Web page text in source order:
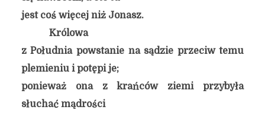
jest coś więcej niż Jonasz.
Królowa
z Południa powstanie na sądzie przeciw temu
plemieniu i potępi je;
ponieważ ona z krańców ziemi przybyła
słuchać mądrości